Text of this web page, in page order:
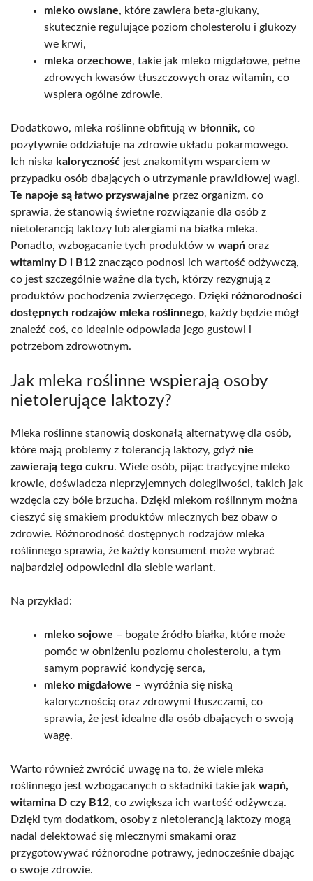
mleko owsiane, które zawiera beta-glukany,
skutecznie regulujące poziom cholesterolu i glukozy
we krwi,
mleka orzechowe, takie jak mleko migdałowe, pełne
zdrowych kwasów tłuszczowych oraz witamin, co
wspiera ogólne zdrowie.
Dodatkowo, mleka roślinne obfitują w błonnik, co
pozytywnie oddziałuje na zdrowie układu pokarmowego.
Ich niska kaloryczność jest znakomitym wsparciem w
przypadku osób dbających o utrzymanie prawidłowej wagi.
Te napoje są łatwo przyswajalne przez organizm, co
sprawia, że stanowią świetne rozwiązanie dla osób z
nietolerancją laktozy lub alergiami na białka mleka.
Ponadto, wzbogacanie tych produktów w wapń oraz
witaminy D i B12 znacząco podnosi ich wartość odżywczą,
co jest szczególnie ważne dla tych, którzy rezygnują z
produktów pochodzenia zwierzęcego. Dzięki różnorodności
dostępnych rodzajów mleka roślinnego, każdy będzie mógł
znaleźć coś, co idealnie odpowiada jego gustowi i
potrzebom zdrowotnym.
Jak mleka roślinne wspierają osoby
nietolerujące laktozy?
Mleka roślinne stanowią doskonałą alternatywę dla osób,
które mają problemy z tolerancją laktozy, gdyż nie
zawierają tego cukru. Wiele osób, pijąc tradycyjne mleko
krowie, doświadcza nieprzyjemnych dolegliwości, takich jak
wzdęcia czy bóle brzucha. Dzięki mlekom roślinnym można
cieszyć się smakiem produktów mlecznych bez obaw o
zdrowie. Różnorodność dostępnych rodzajów mleka
roślinnego sprawia, że każdy konsument może wybrać
najbardziej odpowiedni dla siebie wariant.
Na przykład:
mleko sojowe – bogate źródło białka, które może
pomóc w obniżeniu poziomu cholesterolu, a tym
samym poprawić kondycję serca,
mleko migdałowe – wyróżnia się niską
kalorycznością oraz zdrowymi tłuszczami, co
sprawia, że jest idealne dla osób dbających o swoją
wagę.
Warto również zwrócić uwagę na to, że wiele mleka
roślinnego jest wzbogacanych o składniki takie jak wapń,
witamina D czy B12, co zwiększa ich wartość odżywczą.
Dzięki tym dodatkom, osoby z nietolerancją laktozy mogą
nadal delektować się mlecznymi smakami oraz
przygotowywać różnorodne potrawy, jednocześnie dbając
o swoje zdrowie.